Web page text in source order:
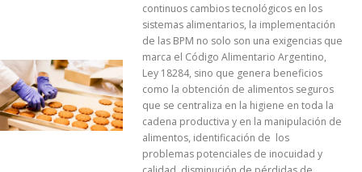
continuos cambios tecnológicos en los
sistemas alimentarios, la implementación
de las BPM no solo son una exigencias que
marca el Código Alimentario Argentino,
Ley 18284, sino que genera beneficios
como la obtención de alimentos seguros
que se centraliza en la higiene en toda la
cadena productiva y en la manipulación de
alimentos, identificación de los
problemas potenciales de inocuidad y